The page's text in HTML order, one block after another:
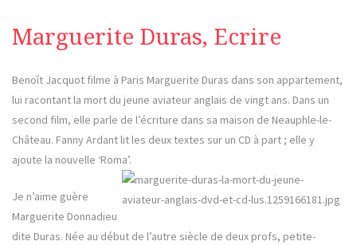
Marguerite Duras, Ecrire
Benoît Jacquot filme à Paris Marguerite Duras dans son appartement,
lui racontant la mort du jeune aviateur anglais de vingt ans. Dans un
second film, elle parle de l’écriture dans sa maison de Neauphle-le-
Château. Fanny Ardant lit les deux textes sur un CD à part ; elle y
ajoute la nouvelle ‘Roma’.
Je n’aime guère
Marguerite Donnadieu
dite Duras. Née au début de l’autre siècle de deux profs, petite-